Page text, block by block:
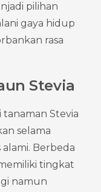
pilihan
gaya hidup
rasa
Stevia
tanaman Stevia
selama
Berbeda
tingkat
namun